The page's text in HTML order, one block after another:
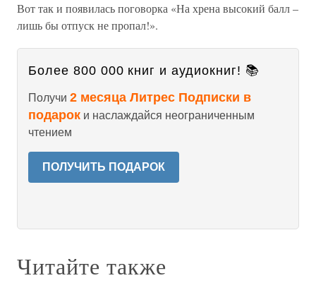
Вот так и появилась поговорка «На хрена высокий балл –
лишь бы отпуск не пропал!».
Более 800 000 книг и аудиокниг! 📚
Получи 2 месяца Литрес Подписки в
подарок и наслаждайся неограниченным
чтением
ПОЛУЧИТЬ ПОДАРОК
Читайте также